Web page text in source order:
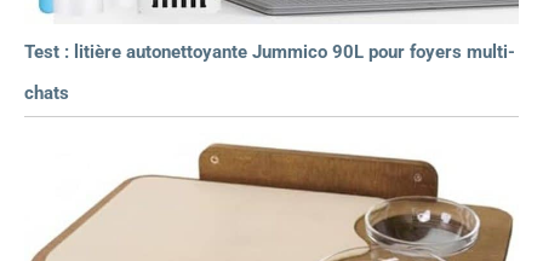
Test : litière autonettoyante Jummico 90L pour foyers multi-
chats